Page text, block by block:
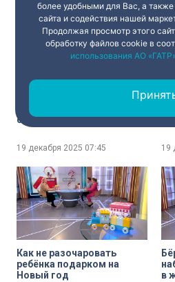
Стрижка омолаживает: в
петербургских парках и
скверах проводится
санитарная обрезка
19 декабря 2025 07:45 19
Как не разочаровать
ребёнка подарком на
Новый год
в
более удобными для Вас, а также
сайта и содействия нашей
Продолжая просмотр этого
обработку файлов cookie в
использования АО